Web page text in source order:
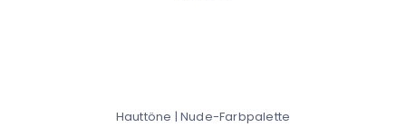
Hauttöne | Nude-Farbpalette